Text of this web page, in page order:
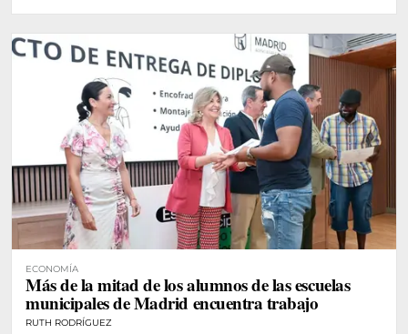
ECONOMÍA
Más de la mitad de los alumnos de las escuelas
municipales de Madrid encuentra trabajo
RUTH RODRÍGUEZ